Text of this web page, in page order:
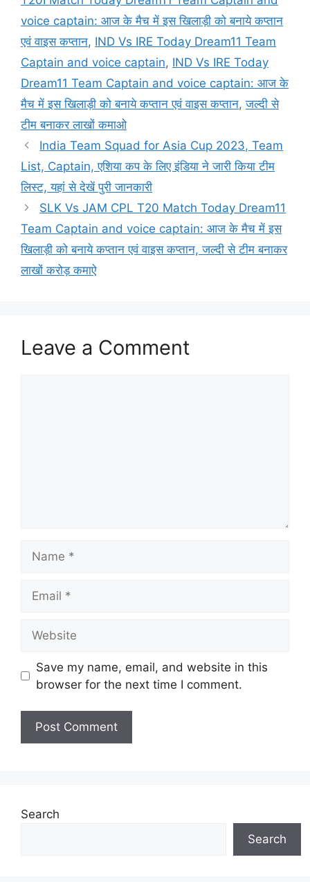
voice captain: आज के मैच में इस खिलाड़ी को बनाये कप्तान
एवं वाइस कप्तान, IND Vs IRE Today Dream11 Team
Captain and voice captain, IND Vs IRE Today
Dream11 Team Captain and voice captain: आज के
मैच में इस खिलाड़ी को बनाये कप्तान एवं वाइस कप्तान,जल्दी से
टीम बनाकर लाखों कमाओ
India Team Squad for Asia Cup 2023, Team
List, Captain, एशिया कप के लिए इंडिया ने जारी किया टीम
लिस्ट, यहां से देखें पुरी जानकारी
SLK Vs JAM CPL T20 Match Today Dream11
Team Captain and voice captain: आज के मैच में इस
खिलाड़ी को बनाये कप्तान एवं वाइस कप्तान, जल्दी से टीम बनाकर
लाखों करोड़ कमाऐ
Leave a Comment
Save my name, email, and website in this
browser for the next time I comment.
Search
Search